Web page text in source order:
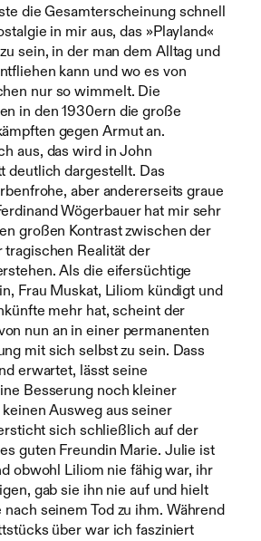
die Gesamterscheinung schnell
in mir aus, das »Playland«
sein, in der man dem Alltag und
kann und wo es von
nur so wimmelt. Die
in den 1930ern die große
gegen Armut an.
aus, das wird in John
deutlich dargestellt. Das
aber andererseits graue
Wögerbauer hat mir sehr
großen Kontrast zwischen der
tragischen Realität der
Als die eifersüchtige
Frau Muskat, Liliom kündigt und
mehr hat, scheint der
nun an in einer permanenten
mit sich selbst zu sein. Dass
erwartet, lässt seine
Besserung noch kleiner
Ausweg aus seiner
sich schließlich auf der
guten Freundin Marie. Julie ist
obwohl Liliom nie fähig war, ihr
gab sie ihn nie auf und hielt
seinem Tod zu ihm. Während
über war ich fasziniert